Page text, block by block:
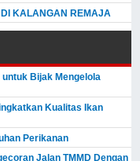
KALANGAN REMAJA
untuk Bijak Mengelola
Kualitas Ikan
Perikanan
Jalan TMMD Dengan